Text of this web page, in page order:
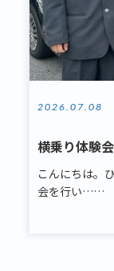
2026.07.08
横乗り体験会
こんにちは。
会を行い……